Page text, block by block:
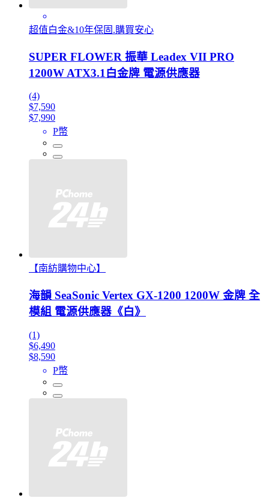
超值白金&10年保固.購買安心
SUPER FLOWER 振華 Leadex VII PRO
1200W ATX3.1白金牌 電源供應器
(4)
$7,590
$7,990
P幣
【南紡購物中心】
海韻 SeaSonic Vertex GX-1200 1200W 金牌 全
模組 電源供應器《白》
(1)
$6,490
$8,590
P幣